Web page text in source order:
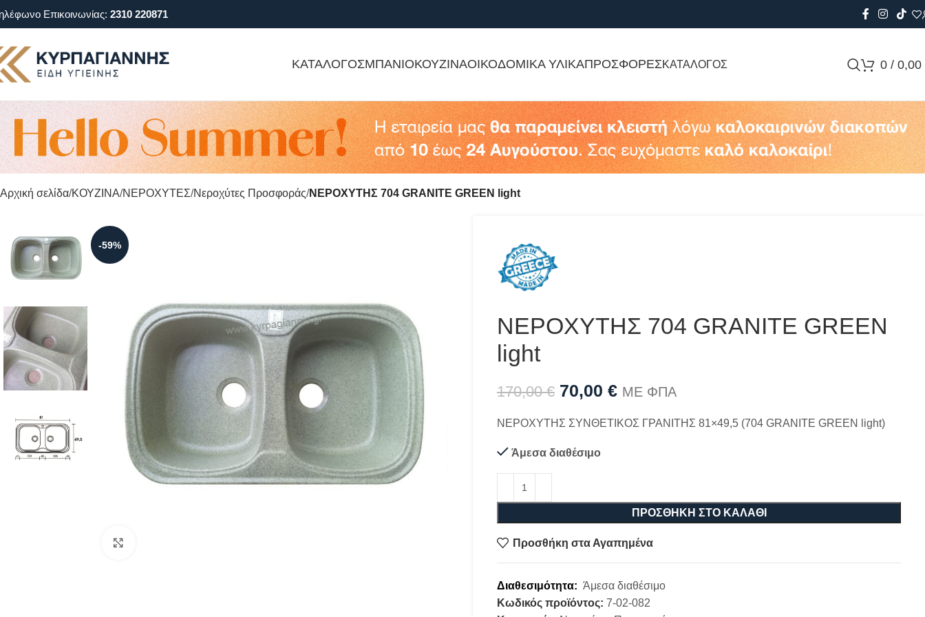
Επικοινωνίας: 2310 220871
ΚΑΤΑΛΟΓΟΣΜΠΑΝΙΟΚΟΥΖΙΝΑΟΙΚΟΔΟΜΙΚΑ ΥΛΙΚΑΠΡΟΣΦΟΡΕΣΚΑΤΑΛΟΓΟΣ 0 / 0,00
Αρχική σελίδα ΚΟΥΖΙΝΑ ΝΕΡΟΧΥΤΕΣ Νεροχύτες Προσφοράς ΝΕΡΟΧΥΤΗΣ 704 GRANITE GREEN light
-59%
ΝΕΡΟΧΥΤΗΣ 704 GRANITE GREEN
light
170,00€ 70,00 € ΜΕ ΦΠΑ
ΝΕΡΟΧΥΤΗΣ ΣΥΝΘΕΤΙΚΟΣ ΓΡΑΝΙΤΗΣ 81×49,5 (704 GRANITE GREEN light)
Άμεσα διαθέσιμο
ΠΡΟΣΘΉΚΗ ΣΤΟ ΚΑΛΆΘΙ
Προσθήκη στα Αγαπημένα
Διαθεσιμότητα: Άμεσα διαθέσιμο
Κωδικός προϊόντος: 7-02-082